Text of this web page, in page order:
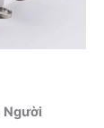
Người